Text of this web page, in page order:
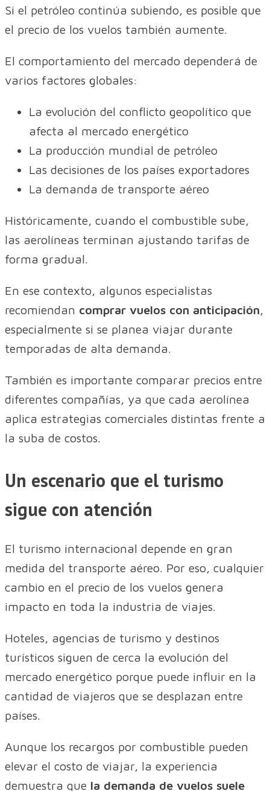
Si el petróleo continúa subiendo, es posible que
el precio de los vuelos también aumente.
El comportamiento del mercado dependerá de
varios factores globales:
La evolución del conflicto geopolítico que
afecta al mercado energético
La producción mundial de petróleo
Las decisiones de los países exportadores
La demanda de transporte aéreo
Históricamente, cuando el combustible sube,
las aerolíneas terminan ajustando tarifas de
forma gradual.
En ese contexto, algunos especialistas
recomiendan comprar vuelos con anticipación,
especialmente si se planea viajar durante
temporadas de alta demanda.
También es importante comparar precios entre
diferentes compañías, ya que cada aerolínea
aplica estrategias comerciales distintas frente a
la suba de costos.
Un escenario que el turismo
sigue con atención
El turismo internacional depende en gran
medida del transporte aéreo. Por eso, cualquier
cambio en el precio de los vuelos genera
impacto en toda la industria de viajes.
Hoteles, agencias de turismo y destinos
turísticos siguen de cerca la evolución del
mercado energético porque puede influir en la
cantidad de viajeros que se desplazan entre
países.
Aunque los recargos por combustible pueden
elevar el costo de viajar, la experiencia
demuestra que la demanda de vuelos suele